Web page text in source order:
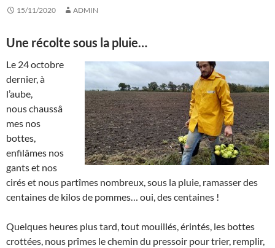
15/11/2020 ADMIN
Une récolte sous la pluie…
Le 24 octobre
dernier, à
l’aube,
nous chaussâ
mes nos
bottes,
enfilâmes nos
gants et nos
cirés et nous partîmes nombreux, sous la pluie, ramasser des
centaines de kilos de pommes… oui, des centaines !
Quelques heures plus tard, tout mouillés, érintés, les bottes
crottées, nous prîmes le chemin du pressoir pour trier, remplir,